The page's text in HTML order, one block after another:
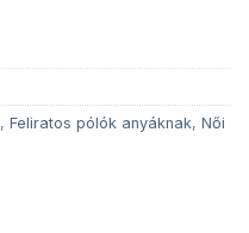
, Feliratos pólók anyáknak, Női